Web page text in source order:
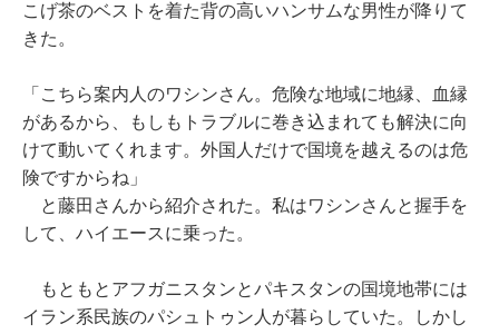
こげ茶のベストを着た背の高いハンサムな男性が降りて
きた。
「こちら案内人のワシンさん。危険な地域に地縁、血縁
があるから、もしもトラブルに巻き込まれても解決に向
けて動いてくれます。外国人だけで国境を越えるのは危
険ですからね」
と藤田さんから紹介された。私はワシンさんと握手を
して、ハイエースに乗った。
もともとアフガニスタンとパキスタンの国境地帯には
イラン系民族のパシュトゥン人が暮らしていた。しかし